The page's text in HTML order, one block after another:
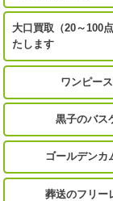
大口買取（20～100
たします
ワンピース
黒子のバス
ゴールデンカ
葬送のフリー